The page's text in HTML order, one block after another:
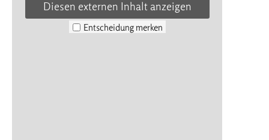
Diesen externen Inhalt anzeigen
Entscheidung merken